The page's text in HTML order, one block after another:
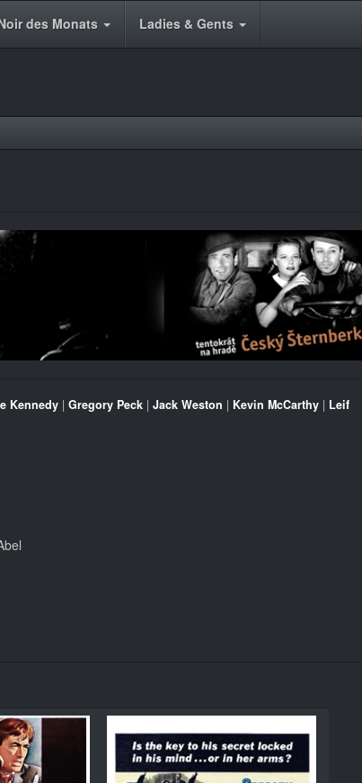
des Monats Ladies & Gents
Kennedy | Gregory Peck | Jack Weston | Kevin McCarthy | Leif